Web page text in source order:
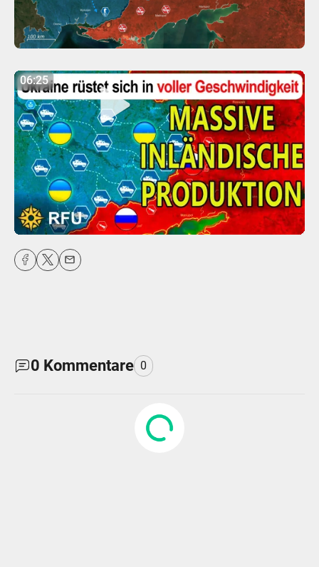
Play
06:25
Mute Settings
Enter
06:25
0 Kommentare 0